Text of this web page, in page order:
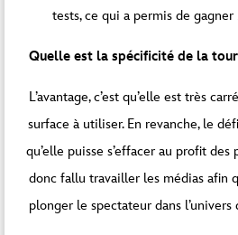
tests, ce qui a permis de
Quelle est la spécificité de la
L’avantage, c’est qu’elle est très
surface à utiliser. En revanche, le
qu’elle puisse s’effacer au profit
donc fallu travailler les médias afin
plonger le spectateur dans